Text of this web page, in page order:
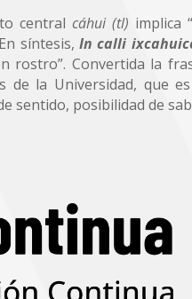
centralcáhui (tl) implica
síntesis,In calli
rostro”. Convertida la
de la Universidad, que
sentido, posibilidad de